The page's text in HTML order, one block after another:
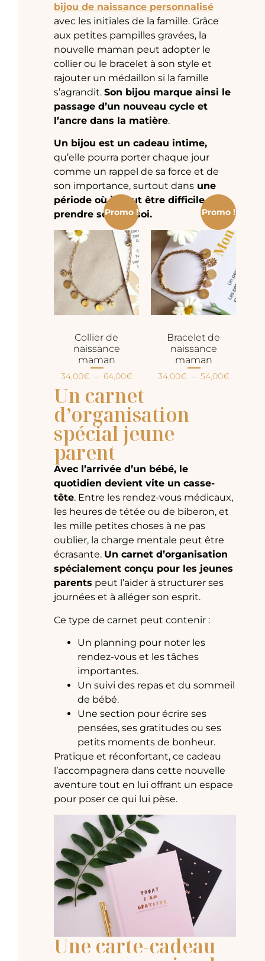
bijou de naissance personnalisé
avec les initiales de la famille. Grâce
aux petites pampilles gravées, la
nouvelle maman peut adopter le
collier ou le bracelet à son style et
rajouter un médaillon si la famille
s’agrandit.Son bijou marque ainsi le
passage d’un nouveau cycle et
l’ancre dans la matière.
Un bijou est un cadeau intime,
qu’elle pourra porter chaque jour
comme un rappel de sa force et de
son importance, surtout dans une
période où il peut être difficile de
prendre soin de soi.
Promo !
Collier de
naissance
maman
34,00€ – 64,00€
Promo !
Bracelet de
naissance
maman
34,00€ – 54,00€
Un carnet
d’organisation
spécial jeune
parent
Avec l’arrivée d’un bébé, le
quotidien devient vite un casse-
tête. Entre les rendez-vous médicaux,
les heures de tétée ou de biberon, et
les mille petites choses à ne pas
oublier, la charge mentale peut être
écrasante. Un carnet d’organisation
spécialement conçu pour les jeunes
parents peut l’aider à structurer ses
journées et à alléger son esprit.
Ce type de carnet peut contenir :
Un planning pour noter les
rendez-vous et les tâches
importantes.
Un suivi des repas et du sommeil
de bébé.
Une section pour écrire ses
pensées, ses gratitudes ou ses
petits moments de bonheur.
Pratique et réconfortant, ce cadeau
l’accompagnera dans cette nouvelle
aventure tout en lui offrant un espace
pour poser ce qui lui pèse.
Une carte-cadeau